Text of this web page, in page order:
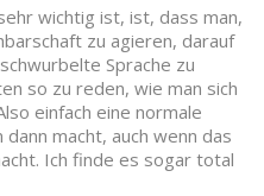
wichtig ist, ist, dass man,
zu agieren, darauf
Sprache zu
so zu reden, wie man sich
einfach eine normale
macht, auch wenn das
Ich finde es sogar total